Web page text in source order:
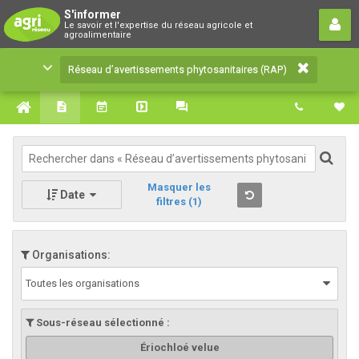
S'informer
Le savoir et l'expertise du réseau agricole et
agroalimentaire
Réseau d’avertissements
phytosanitaires (RAP)
Le savoir et l'expertise du réseau agricole et
agroalimentaire
Réseau d’avertissements phytosanitaires (RAP)
Date
Masquer les
filtres (1)
Organisations:
Toutes les organisations
Sous-réseau sélectionné :
Ériochloé velue